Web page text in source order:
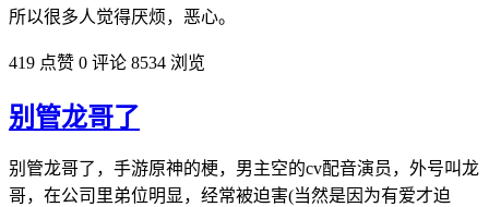
所以很多人觉得厌烦，恶心。
419 点赞 0 评论 8534 浏览
别管龙哥了
别管龙哥了，手游原神的梗，男主空的cv配音演员，外号叫龙
哥，在公司里弟位明显，经常被迫害(当然是因为有爱才迫